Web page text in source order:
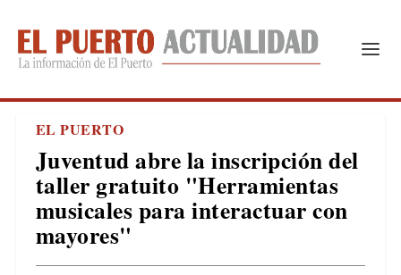
EL PUERTO
Juventud abre la inscripción del
taller gratuito "Herramientas
musicales para interactuar con
mayores"